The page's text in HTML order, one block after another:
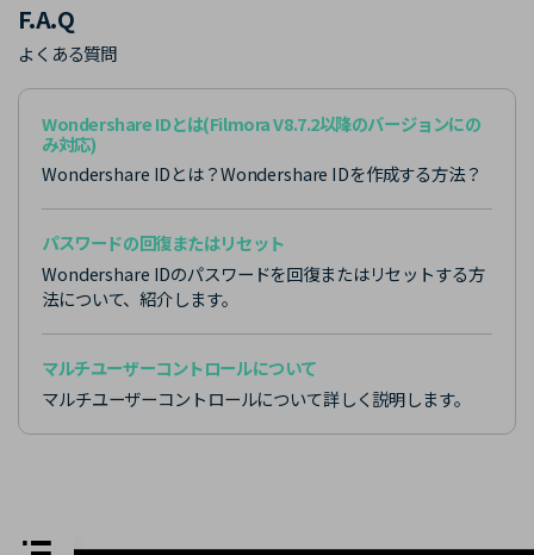
F.A.Q
よくある質問
Wondershare IDとは(Filmora V8.7.2以降のバージョンにの
み対応)
Wondershare IDとは？Wondershare IDを作成する方法？
パスワードの回復またはリセット
Wondershare IDのパスワードを回復またはリセットする方
法について、紹介します。
マルチユーザーコントロールについて
マルチユーザーコントロールについて詳しく説明します。